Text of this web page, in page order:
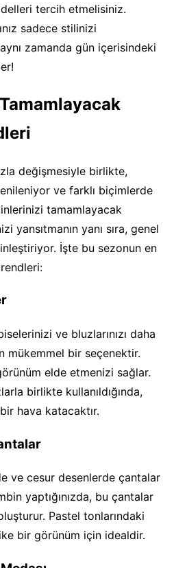
tercih etmelisiniz.
sadece stilinizi
zamanda gün içerisindeki
değişmesiyle birlikte,
ve farklı biçimlerde
tamamlayacak
yansıtmanın yanı sıra, genel
İşte bu sezonun en
ve bluzlarınızı daha
mükemmel bir seçenektir.
elde etmenizi sağlar.
birlikte kullanıldığında,
hava katacaktır.
ve cesur desenlerde çantalar
yaptığınızda, bu çantalar
Pastel tonlarındaki
bir görünüm için idealdir.